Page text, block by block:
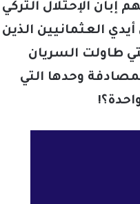
الإحتلال التركي
العثمانيين الذين
طاولت السريان
وحدها التي